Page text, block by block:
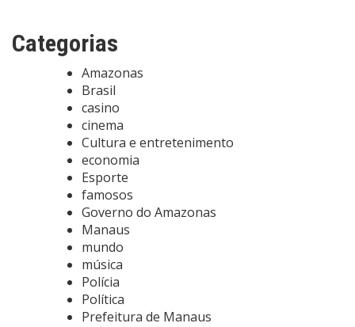
Categorias
Amazonas
Brasil
casino
cinema
Cultura e entretenimento
economia
Esporte
famosos
Governo do Amazonas
Manaus
mundo
música
Polícia
Política
Prefeitura de Manaus